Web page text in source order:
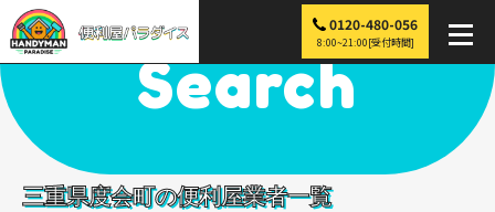
0120-480-056
8:00~21:00[受付時間]
便利屋パラダイス > 探す > 度会町
Search
三重県度会町の便利屋業者一覧